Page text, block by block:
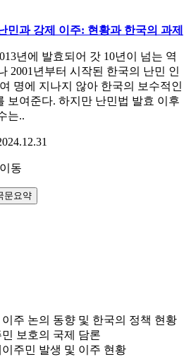
민과 강제 이주: 현황과 한국의 과제
년에 발효되어 갓 10년이 넘는 역
2001년부터 시작된 한국의 난민 인
명에 지나지 않아 한국의 보수적인
보여준다. 하지만 난민법 발효 이후
는..
동
문요약
주 논의 동향 및 한국의 정책 현황
보호의 국제 담론
주민 발생 및 이주 현황